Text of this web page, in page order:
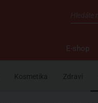
E-shop
Kosmetika Zdraví